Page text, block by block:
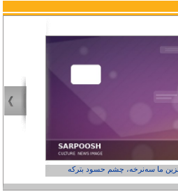
ما سه‌نرخه، چشم حسود بترکه